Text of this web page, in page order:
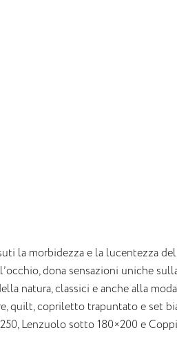
la morbidezza e la lucentezza
dona sensazioni uniche
natura, classici e anche alla
quilt, copriletto trapuntato e set
Lenzuolo sotto 180×200 e